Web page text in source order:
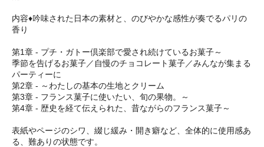
内容♦吟味された日本の素材と、のびやかな感性が奏でるパリの
香り
第1章 - プチ・ガトー倶楽部で愛され続けているお菓子～
季節を告げるお菓子／自慢のチョコレート菓子／みんなが集まる
パーティーに
第2章 - ～わたしの基本の生地とクリーム
第3章 - フランス菓子に使いたい、旬の果物。～
第4章 - 歴史を経て伝えられた、昔ながらのフランス菓子～
表紙やページのシワ、綴じ緩み・開き癖など、全体的に使用感あ
る、難ありの状態です。